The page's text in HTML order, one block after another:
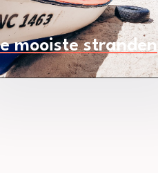
mooiste stranden